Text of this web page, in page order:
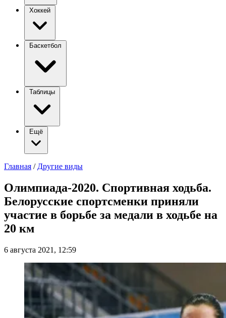
Хоккей
Баскетбол
Таблицы
Ещё
Главная / Другие виды
Олимпиада-2020. Спортивная ходьба.
Белорусские спортсменки приняли
участие в борьбе за медали в ходьбе на
20 км
6 августа 2021, 12:59